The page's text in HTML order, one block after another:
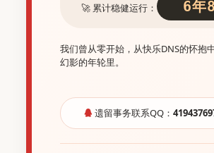
🚀 累计稳健运行：
6年
我们曾从零开始，从快乐DNS的怀抱
幻影的年轮里。
遗留事务联系QQ：